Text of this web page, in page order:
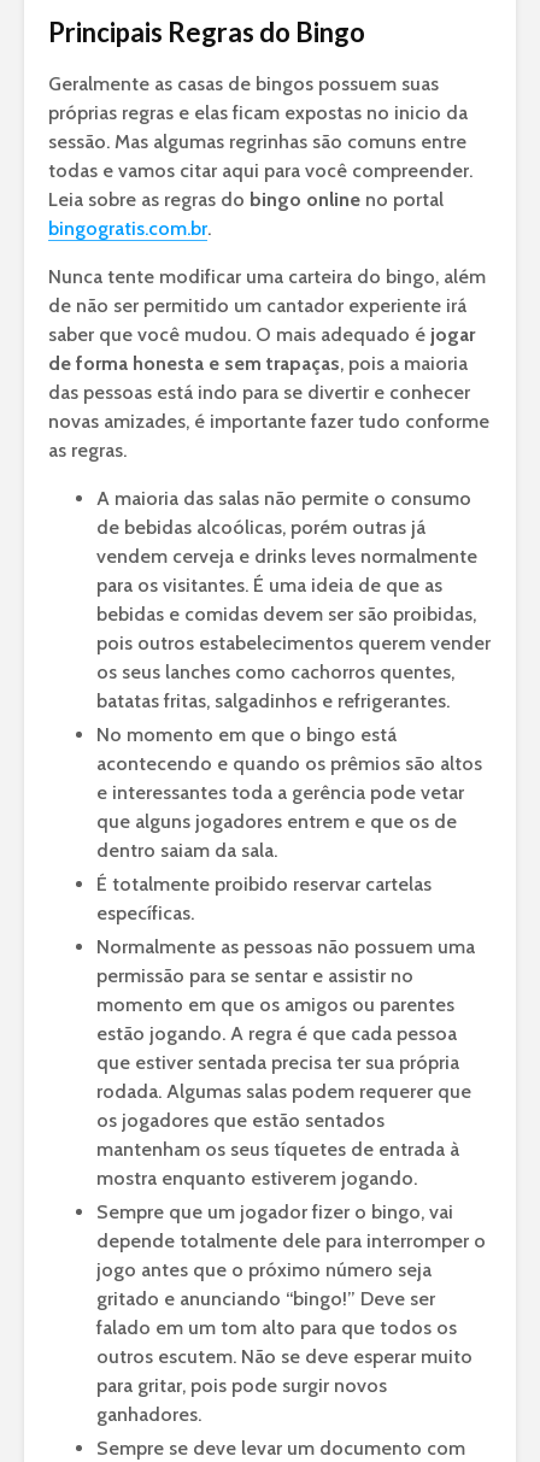
Principais Regras do Bingo
Geralmente as casas de bingos possuem suas
próprias regras e elas ficam expostas no inicio da
sessão. Mas algumas regrinhas são comuns entre
todas e vamos citar aqui para você compreender.
Leia sobre as regras do bingo online no portal
bingogratis.com.br.
Nunca tente modificar uma carteira do bingo, além
de não ser permitido um cantador experiente irá
saber que você mudou. O mais adequado é jogar
de forma honesta e sem trapaças, pois a maioria
das pessoas está indo para se divertir e conhecer
novas amizades, é importante fazer tudo conforme
as regras.
A maioria das salas não permite o consumo
de bebidas alcoólicas, porém outras já
vendem cerveja e drinks leves normalmente
para os visitantes. É uma ideia de que as
bebidas e comidas devem ser são proibidas,
pois outros estabelecimentos querem vender
os seus lanches como cachorros quentes,
batatas fritas, salgadinhos e refrigerantes.
No momento em que o bingo está
acontecendo e quando os prêmios são altos
e interessantes toda a gerência pode vetar
que alguns jogadores entrem e que os de
dentro saiam da sala.
É totalmente proibido reservar cartelas
específicas.
Normalmente as pessoas não possuem uma
permissão para se sentar e assistir no
momento em que os amigos ou parentes
estão jogando. A regra é que cada pessoa
que estiver sentada precisa ter sua própria
rodada. Algumas salas podem requerer que
os jogadores que estão sentados
mantenham os seus tíquetes de entrada à
mostra enquanto estiverem jogando.
Sempre que um jogador fizer o bingo, vai
depende totalmente dele para interromper o
jogo antes que o próximo número seja
gritado e anunciando “bingo!” Deve ser
falado em um tom alto para que todos os
outros escutem. Não se deve esperar muito
para gritar, pois pode surgir novos
ganhadores.
Sempre se deve levar um documento com